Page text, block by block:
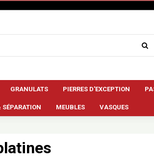
GRANULATS PIERRES D'EXCEPTION
MEUBLES VASQUES